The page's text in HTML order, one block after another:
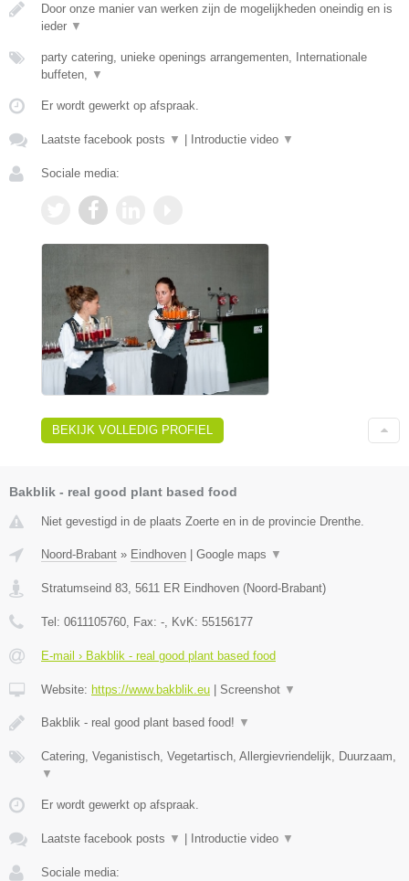
Door onze manier van werken zijn de mogelijkheden oneindig en is
ieder ▼
party catering, unieke openings arrangementen, Internationale
buffeten,
▼
Er wordt gewerkt op afspraak.
Laatste facebook posts ▼ | Introductie video ▼
Sociale media:
BEKIJK VOLLEDIG PROFIEL
Bakblik - real good plant based food
Niet gevestigd in de plaats Zoerte en in de provincie Drenthe.
Noord-Brabant » Eindhoven Google maps ▼
Stratumseind 83, 5611 ER Eindhoven (Noord-Brabant)
Tel: 0611105760, Fax: -, KvK: 55156177
E-mail › Bakblik - real good plant based food
Website: https://www.bakblik.eu Screenshot ▼
Bakblik - real good plant based food! ▼
Catering, Veganistisch, Vegetartisch, Allergievriendelijk, Duurzaam,
▼
Er wordt gewerkt op afspraak.
Laatste facebook posts ▼ Introductie video ▼
Sociale media: